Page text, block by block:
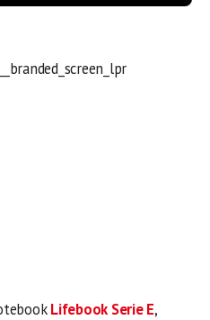
Lifebook Serie E,